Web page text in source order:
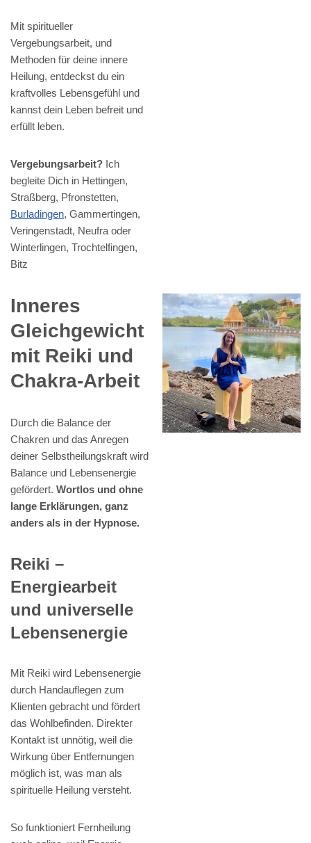
Mit spiritueller
Vergebungsarbeit, und
Methoden für deine innere
Heilung, entdeckst du ein
kraftvolles Lebensgefühl und
kannst dein Leben befreit und
erfüllt leben.
Vergebungsarbeit? Ich
begleite Dich in Hettingen,
Straßberg, Pfronstetten,
Burladingen, Gammertingen,
Veringenstadt, Neufra oder
Winterlingen, Trochtelfingen,
Bitz
Inneres
Gleichgewicht
mit Reiki und
Chakra-Arbeit
Durch die Balance der
Chakren und das Anregen
deiner Selbstheilungskraft wird
Balance und Lebensenergie
gefördert. Wortlos und ohne
lange Erklärungen, ganz
anders als in der Hypnose.
Reiki –
Energiearbeit
und universelle
Lebensenergie
Mit Reiki wird Lebensenergie
durch Handauflegen zum
Klienten gebracht und fördert
das Wohlbefinden. Direkter
Kontakt ist unnötig, weil die
Wirkung über Entfernungen
möglich ist, was man als
spirituelle Heilung versteht.
So funktioniert Fernheilung